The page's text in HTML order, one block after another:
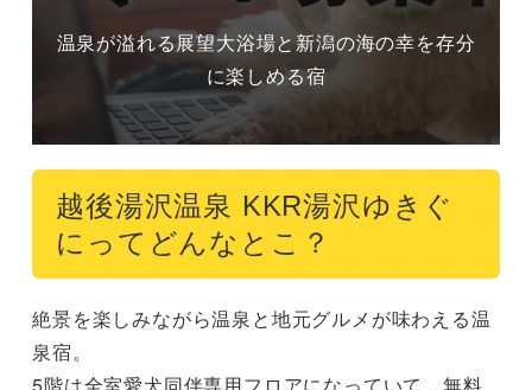
温泉が溢れる展望大浴場と新潟の海の幸を存分
に楽しめる宿
越後湯沢温泉 KKR湯沢ゆきぐ
にってどんなとこ？
絶景を楽しみながら温泉と地元グルメが味わえる温
泉宿。
5階は全室愛犬同伴専用フロアになっていて、無料